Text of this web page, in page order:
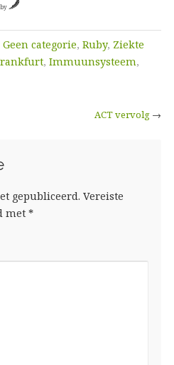
by
Geen categorie, Ruby, Ziekte
, Immuunsysteem,
ACT vervolg →
gepubliceerd. Vereiste
met *